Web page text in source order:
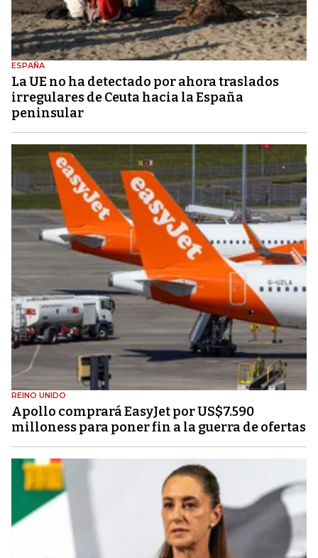
ESPAÑA
La UE no ha detectado por ahora traslados
irregulares de Ceuta hacia la España
peninsular
REINO UNIDO
Apollo comprará EasyJet por US$7.590
milloness para poner fin a la guerra de ofertas